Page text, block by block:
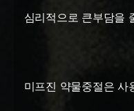
심리적으로 큰부담을
미프진 약물중절은 사